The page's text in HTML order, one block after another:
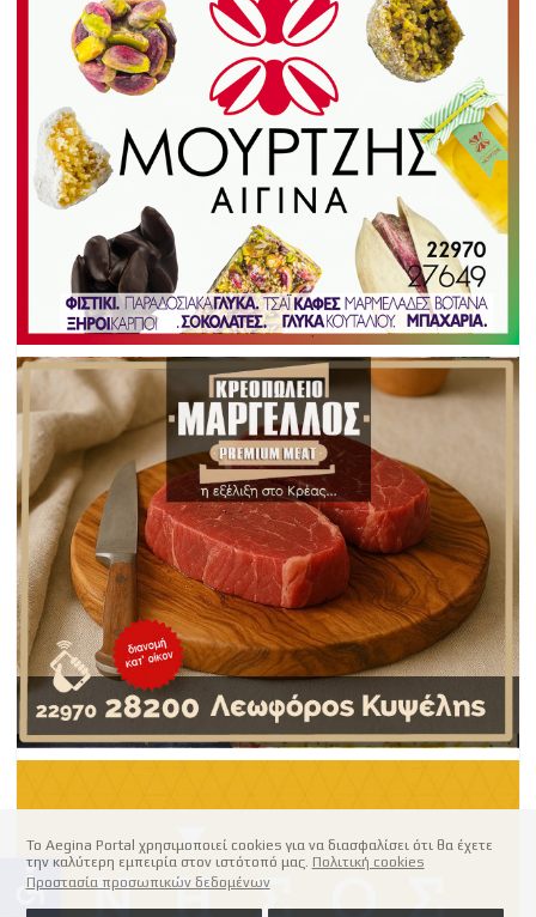
Το Aegina Portal χρησιμοποιεί cookies για να διασφαλίσει ότι θα έχετε
την καλύτερη εμπειρία στον ιστότοπό μας. Πολιτική cookies
Προστασία προσωπικών δεδομένων
accessible